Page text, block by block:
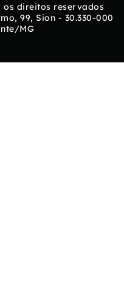
os direitos reservados
99, Sion - 30.330-000
MG